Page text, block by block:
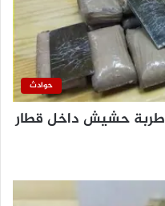
حوادث
القبض على عاطل بحوزته 75 طربة حشيش داخل قطار